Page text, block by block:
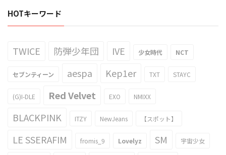
HOTキーワード
TWICE 防弾少年団 IVE 少女時代 NCT
セブンティーン aespa Kep1er TXT STAYC
(G)I-DLE Red Velvet EXO NMIXX
BLACKPINK ITZY NewJeans 【スポット】
LE SSERAFIM fromis_9 Lovelyz SM 宇宙少女